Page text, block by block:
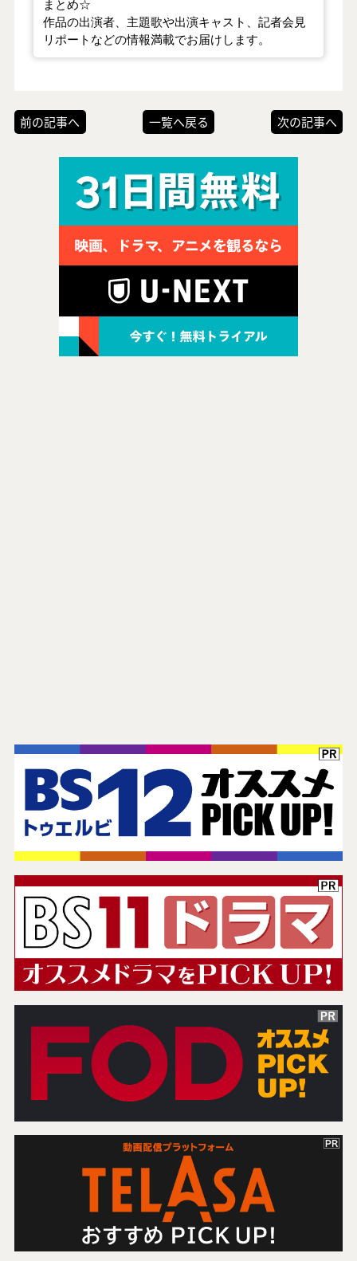
まとめ☆
作品の出演者、主題歌や出演キャスト、記者会見
リポートなどの情報満載でお届けします。
前の記事へ 一覧へ戻る 次の記事へ